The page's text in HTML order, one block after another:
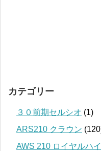
カテゴリー
３０前期セルシオ (1)
ARS210 クラウン
AWS 210 ロイヤルハ